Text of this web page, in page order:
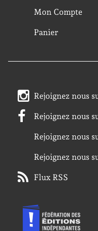
Mon Compte
Panier
Rejoignez nous
Rejoignez nous
Rejoignez nous
Rejoignez nous
Flux RSS